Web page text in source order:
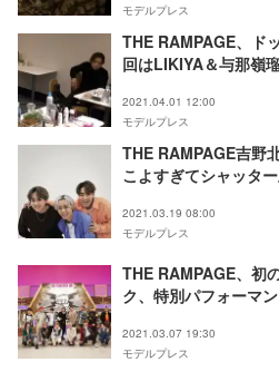
モデルプレス
THE RAMPAGE、ド
回はLIKIYA＆与那嶺
2021.04.01 12:00
モデルプレス
THE RAMPAGE吉野
こよすぎてシャッタ
2021.03.19 08:00
モデルプレス
THE RAMPAGE、初
ク、特別パフォーマ
2021.03.07 19:30
モデルプレス